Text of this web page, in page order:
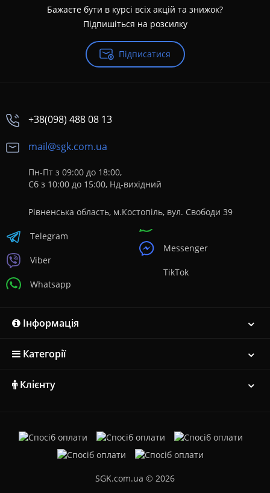
Бажаєте бути в курсі всіх акцій та знижок?
Підпишіться на розсилку
Підписатися
+38(098) 488 08 13
mail@sgk.com.ua
Пн-Пт з 09:00 до 18:00,
Сб з 10:00 до 15:00, Нд-вихідний
Рівненська область, м.Костопіль, вул. Свободи 39
Telegram
Viber
Whatsapp
Messenger
TikTok
Інформація
Категорії
Клієнту
SGK.com.ua © 2026